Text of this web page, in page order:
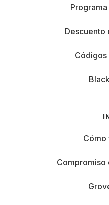
Descuento
Cómo
Compromiso